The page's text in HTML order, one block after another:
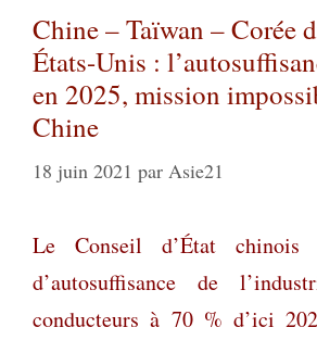
Chine – Taïwan – Corée
États-Unis :
en 2025, mission
Chine
18 juin 2021 par Asie21
Le Conseil d’État
d’autosuffisance de
conducteurs à 70 % d’ici